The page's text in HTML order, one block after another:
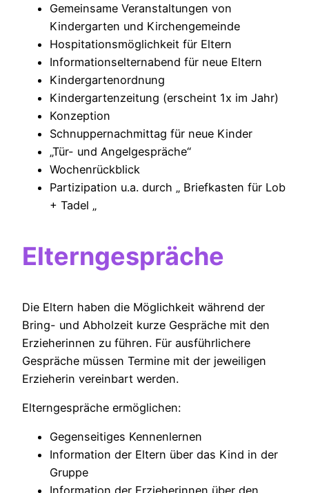
Gemeinsame Veranstaltungen von
Kindergarten und Kirchengemeinde
Hospitationsmöglichkeit für Eltern
Informationselternabend für neue Eltern
Kindergartenordnung
Kindergartenzeitung (erscheint 1x im Jahr)
Konzeption
Schnuppernachmittag für neue Kinder
„Tür- und Angelgespräche“
Wochenrückblick
Partizipation u.a. durch „ Briefkasten für Lob
+ Tadel „
Elterngespräche
Die Eltern haben die Möglichkeit während der
Bring- und Abholzeit kurze Gespräche mit den
Erzieherinnen zu führen. Für ausführlichere
Gespräche müssen Termine mit der jeweiligen
Erzieherin vereinbart werden.
Elterngespräche ermöglichen:
Gegenseitiges Kennenlernen
Information der Eltern über das Kind in der
Gruppe